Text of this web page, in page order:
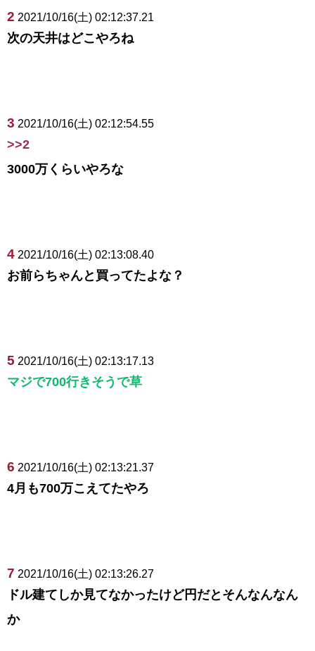
2 2021/10/16(土) 02:12:37.21
次の天井はどこやろね
3 2021/10/16(土) 02:12:54.55
>>2
3000万くらいやろな
4 2021/10/16(土) 02:13:08.40
お前らちゃんと買ってたよな？
5 2021/10/16(土) 02:13:17.13
マジで700行きそうで草
6 2021/10/16(土) 02:13:21.37
4月も700万こえてたやろ
7 2021/10/16(土) 02:13:26.27
ドル建てしか見てなかったけど円だとそんなんなん
か